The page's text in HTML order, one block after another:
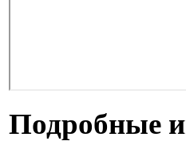
Подробные